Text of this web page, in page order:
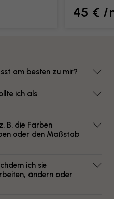
45 € /
am besten zu mir?
ich als
B. die Farben
oder den Maßstab
ich sie
ändern oder